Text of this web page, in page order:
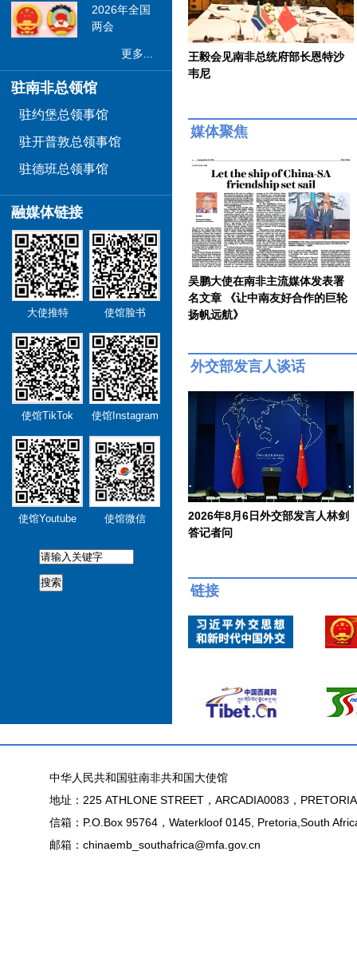
2026年全国
两会
更多...
驻南非总领馆
驻约堡总领事馆
驻开普敦总领事馆
驻德班总领事馆
融媒体链接
大使推特 使馆脸书
使馆TikTok 使馆Instagram
使馆Youtube 使馆微信
搜索
王毅会见南非总统府部长恩特沙
韦尼
媒体聚焦
吴鹏大使在南非主流媒体发表署
名文章 《让中南友好合作的巨轮
扬帆远航》
外交部发言人谈话
2026年8月6日外交部发言人林剑
答记者问
链接
中华人民共和国驻南非共和国大使馆
地址：225 ATHLONE STREET，ARCADIA0083，
信箱：P.O.Box 95764，Waterkloof 0145, Pretoria,South
邮箱：chinaemb_southafrica@mfa.gov.cn